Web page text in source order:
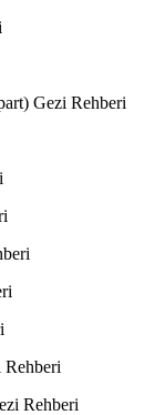
Gezi Rehberi
Rehberi
Rehberi